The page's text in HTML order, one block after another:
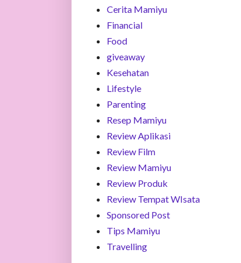
Cerita Mamiyu
Financial
Food
giveaway
Kesehatan
Lifestyle
Parenting
Resep Mamiyu
Review Aplikasi
Review Film
Review Mamiyu
Review Produk
Review Tempat WIsata
Sponsored Post
Tips Mamiyu
Travelling